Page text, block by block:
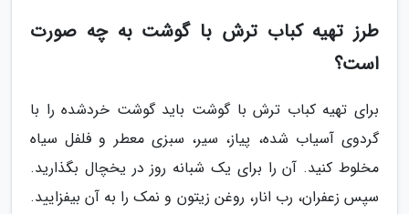
طرز تهیه کباب ترش با گوشت به چه صورت
است؟
برای تهیه کباب ترش با گوشت باید گوشت خردشده را با
گردوی آسیاب شده، پیاز، سیر، سبزی معطر و فلفل سیاه
مخلوط کنید. آن را برای یک شبانه روز در یخچال بگذارید.
سپس زعفران، رب انار، روغن زیتون و نمک را به آن بیفزایید.